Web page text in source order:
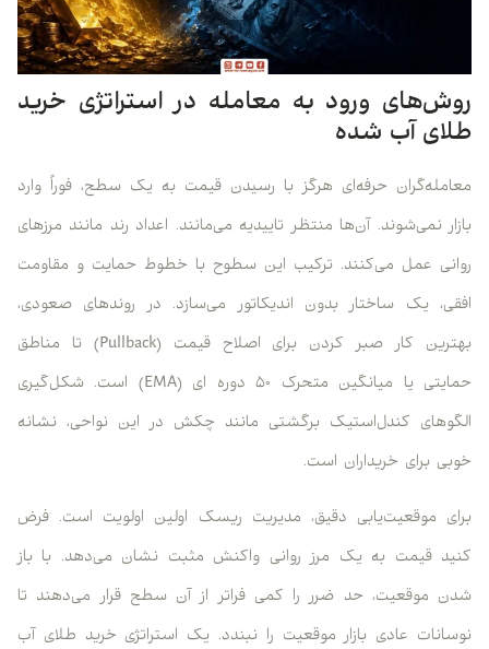
روش‌های ورود به معامله در استراتژی خرید
طلای آب شده
معامله‌گران حرفه‌ای هرگز با رسیدن قیمت به یک سطح، فوراً وارد
بازار نمی‌شوند. آن‌ها منتظر تاییدیه می‌مانند. اعداد رند مانند مرزهای
روانی عمل می‌کنند. ترکیب این سطوح با خطوط حمایت و مقاومت
افقی، یک ساختار بدون اندیکاتور می‌سازد. در روندهای صعودی،
بهترین کار صبر کردن برای اصلاح قیمت (Pullback) تا مناطق
حمایتی یا میانگین متحرک ۵۰ دوره ای (EMA) است. شکل‌گیری
الگوهای کندل‌استیک برگشتی مانند چکش در این نواحی، نشانه
خوبی برای خریداران است.
برای موقعیت‌یابی دقیق، مدیریت ریسک اولین اولویت است. فرض
کنید قیمت به یک مرز روانی واکنش مثبت نشان می‌دهد. با باز
شدن موقعیت، حد ضرر را کمی فراتر از آن سطح قرار می‌دهند تا
نوسانات عادی بازار موقعیت را نبندد. یک استراتژی خرید طلای آب